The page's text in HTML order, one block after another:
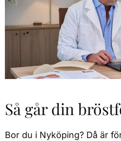
på.
Rekomme
nderas
varmt!
Så går din
Bor du i Nyköping? Då är